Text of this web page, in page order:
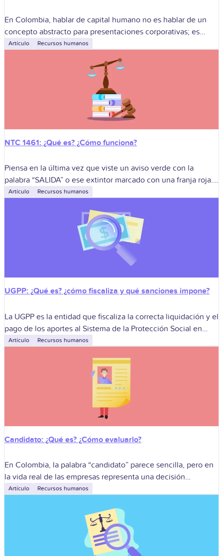
En Colombia, hablar de capital humano no es hablar de un
concepto abstracto para presentaciones corporativas; es
hablar de lo que realmente sostiene a una empresa cuando el
Artículo Recursos humanos
NTC 1461: ¿Qué es? ¿Cómo funciona?
Piensa en la última vez que viste un aviso verde con la
palabra “SALIDA” o ese extintor marcado con una franja roja.
Son detalles tan cotidianos que pasamos de largo,
Artículo Recursos humanos
UGPP: ¿Qué es? ¿cómo fiscaliza y qué sanciones impone?
La UGPP es la entidad que fiscaliza la correcta liquidación y el
pago de los aportes al Sistema de la Protección Social en
Colombia. Su actuación permite detectar omisiones,
Artículo Recursos humanos
Candidato: ¿Qué es? ¿Cómo evaluarlo?
En Colombia, la palabra “candidato” parece sencilla, pero en
la vida real de las empresas representa una decisión
estratégica: cada candidato es una apuesta de tiempo,
Artículo Recursos humanos